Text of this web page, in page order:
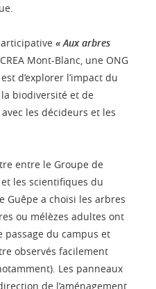
« Aux arbres
Mont-Blanc, une ONG
d’explorer l’impact du
biodiversité et de
les décideurs et les
entre le Groupe de
les scientifiques du
Guêpe a choisi les arbres
ou mélèzes adultes ont
passage du campus et
observés facilement
Les panneaux
de l’aménagement